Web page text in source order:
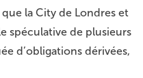
la City de Londres et
spéculative de plusieurs
d’obligations dérivées,